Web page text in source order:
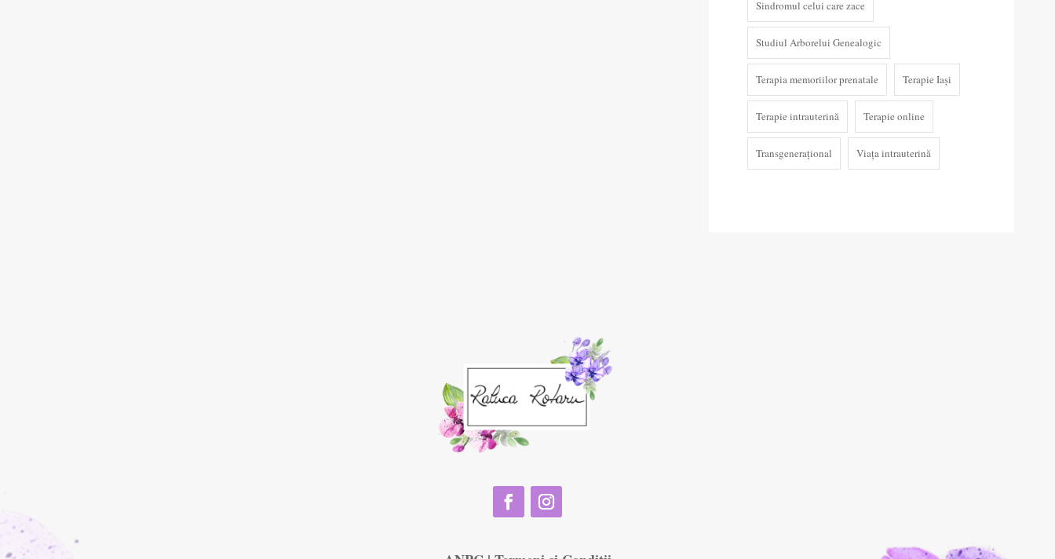
Sindromul celui care zace
Studiul Arborelui Genealogic
Terapia memoriilor prenatale Terapie Iași
Terapie intrauterină Terapie online
Transgenerațional Viața intrauterină